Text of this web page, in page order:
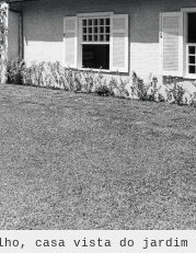
casa vista do jardim